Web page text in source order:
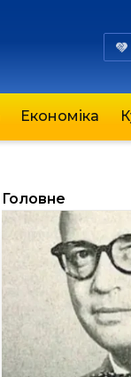
Економіка
Головне